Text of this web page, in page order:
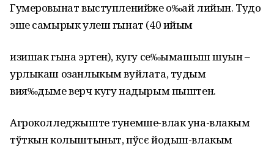
Гумеровынат выступленийже о‰ай лийын. Тудо
эше самырык улеш гынат (40 ийым
изишак гына эртен), кугу се‰ымашыш шуын –
урлыкаш озанлыкым вуйлата, тудым
вия‰дыме верч кугу надырым пыштен.
Агроколледжыште тунемше-влак уна-влакым
тўткын колыштыныт, пўсє йодыш-влакым